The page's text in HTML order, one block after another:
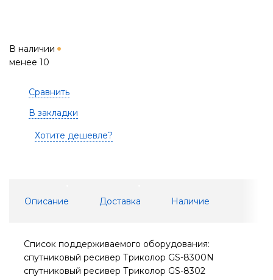
В наличии
менее 10
Сравнить
В закладки
Хотите дешевле?
Описание Доставка Наличие
Cписок поддерживаемого оборудования:
спутниковый ресивер Триколор GS-8300N
спутниковый ресивер Триколор GS-8302